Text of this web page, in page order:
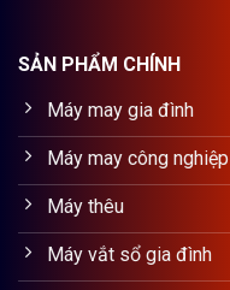
SẢN PHẨM CHÍNH
Máy may gia đình
Máy may công nghiệp
Máy thêu
Máy vắt sổ gia đình